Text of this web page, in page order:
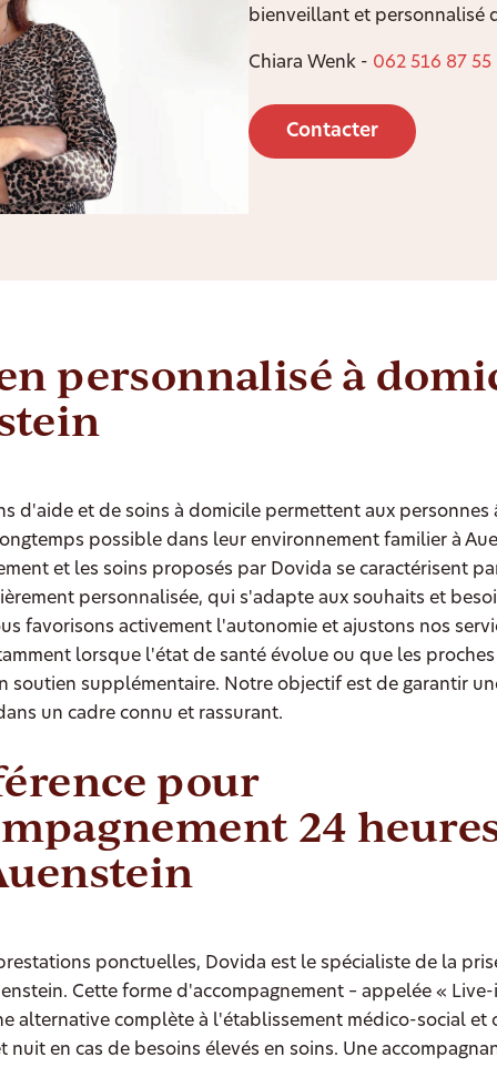
bienveillant et personnalisé
Chiara Wenk - 062 516 87 55
Contacter
personnalisé à
d'aide et de soins à domicile permettent aux personnes
possible dans leur environnement familier à
et les soins proposés par Dovida se caractérisent
personnalisée, qui s'adapte aux souhaits et
favorisons activement l'autonomie et ajustons nos
lorsque l'état de santé évolue ou que les
soutien supplémentaire. Notre objectif est de garantir
un cadre connu et rassurant.
pour
24
ponctuelles, Dovida est le spécialiste de la
Cette forme d'accompagnement – appelée « Live-
alternative complète à l'établissement médico-social et
nuit en cas de besoins élevés en soins. Une